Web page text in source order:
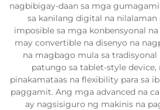
nagbibigay-daan sa mga
sa kanilang digital na nilalaman
imposible sa mga konbensyonal
may convertible na disenyo na
na magbago mula sa
patungo sa tablet-style
pinakamataas na flexibility para sa
paggamit. Ang mga advanced na
ay nagsisiguro ng makinis na